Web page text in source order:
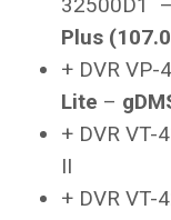
Plus
+ DVR
Lite –
+ DVR VT-
II
+ DVR VT-